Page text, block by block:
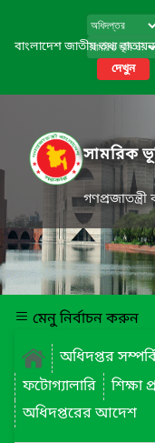
বাংলাদেশ জাতীয় তথ্য বাতায়ন
দেখুন
সামরিক
মেনু নির্বাচন করুন
অধিদপ্তর
ফটোগ্যালারি
শিক্ষা
অধিদপ্তরের আদেশ